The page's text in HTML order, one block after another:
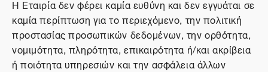
Η Εταιρία δεν φέρει καμία ευθύνη και δεν εγγυάται σε
καμία περίπτωση για το περιεχόμενο, την πολιτική
προστασίας προσωπικών δεδομένων, την ορθότητα,
νομιμότητα, πληρότητα, επικαιρότητα ή/και ακρίβεια
ή ποιότητα υπηρεσιών και την ασφάλεια άλλων